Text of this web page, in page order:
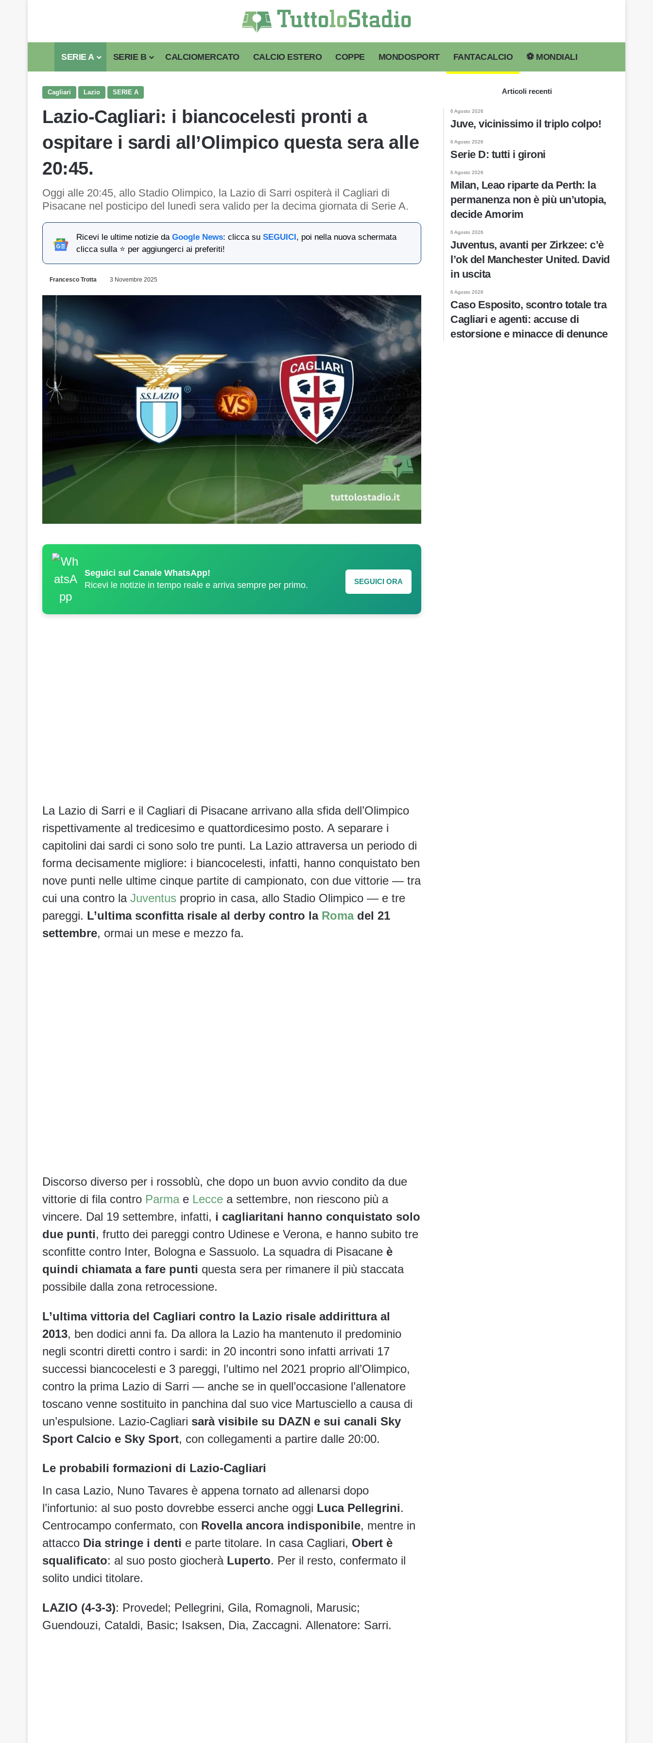
SERIE A SERIE B CALCIOMERCATO CALCIO ESTERO COPPE MONDOSPORT FANTACALCIO ⚽️ MONDIALI
Cagliari Lazio SERIE A
Lazio-Cagliari: i biancocelesti pronti a
ospitare i sardi all’Olimpico questa sera alle
20:45.
Oggi alle 20:45, allo Stadio Olimpico, la Lazio di Sarri ospiterà il Cagliari di
Pisacane nel posticipo del lunedì sera valido per la decima giornata di Serie A.
Ricevi le ultime notizie daGoogle News: clicca suSEGUICI, poi nella nuova schermata
clicca sulla ⭐ per aggiungerci ai preferiti!
Francesco Trotta 3 Novembre 2025
Seguici sul Canale WhatsApp!
Ricevi le notizie in tempo reale e arriva sempre per primo.
SEGUICI ORA
La Lazio di Sarri e il Cagliari di Pisacane arrivano alla sfida dell’Olimpico
rispettivamente al tredicesimo e quattordicesimo posto. A separare i
capitolini dai sardi ci sono solo tre punti. La Lazio attraversa un periodo di
forma decisamente migliore: i biancocelesti, infatti, hanno conquistato ben
nove punti nelle ultime cinque partite di campionato, con due vittorie — tra
cui una contro la Juventus proprio in casa, allo Stadio Olimpico — e tre
pareggi. L’ultima sconfitta risale al derby contro la Roma del 21
settembre, ormai un mese e mezzo fa.
Discorso diverso per i rossoblù, che dopo un buon avvio condito da due
vittorie di fila contro Parma e Lecce a settembre, non riescono più a
vincere. Dal 19 settembre, infatti, i cagliaritani hanno conquistato solo
due punti, frutto dei pareggi contro Udinese e Verona, e hanno subito tre
sconfitte contro Inter, Bologna e Sassuolo. La squadra di Pisacane è
quindi chiamata a fare punti questa sera per rimanere il più staccata
possibile dalla zona retrocessione.
L’ultima vittoria del Cagliari contro la Lazio risale addirittura al
2013, ben dodici anni fa. Da allora la Lazio ha mantenuto il predominio
negli scontri diretti contro i sardi: in 20 incontri sono infatti arrivati 17
successi biancocelesti e 3 pareggi, l’ultimo nel 2021 proprio all’Olimpico,
contro la prima Lazio di Sarri — anche se in quell’occasione l’allenatore
toscano venne sostituito in panchina dal suo vice Martusciello a causa di
un’espulsione. Lazio-Cagliari sarà visibile su DAZN e sui canali Sky
Sport Calcio e Sky Sport, con collegamenti a partire dalle 20:00.
Le probabili formazioni di Lazio-Cagliari
In casa Lazio, Nuno Tavares è appena tornato ad allenarsi dopo
l’infortunio: al suo posto dovrebbe esserci anche oggi Luca Pellegrini.
Centrocampo confermato, con Rovella ancora indisponibile, mentre in
attacco Dia stringe i denti e parte titolare. In casa Cagliari, Obert è
squalificato: al suo posto giocherà Luperto. Per il resto, confermato il
solito undici titolare.
LAZIO (4-3-3): Provedel; Pellegrini, Gila, Romagnoli, Marusic;
Guendouzi, Cataldi, Basic; Isaksen, Dia, Zaccagni. Allenatore: Sarri.
Articoli recenti
6 Agosto 2026
Juve, vicinissimo il triplo colpo!
6 Agosto 2026
Serie D: tutti i gironi
6 Agosto 2026
Milan, Leao riparte da Perth: la
permanenza non è più un’utopia,
decide Amorim
6 Agosto 2026
Juventus, avanti per Zirkzee: c’è
l’ok del Manchester United. David
in uscita
6 Agosto 2026
Caso Esposito, scontro totale tra
Cagliari e agenti: accuse di
estorsione e minacce di denunce